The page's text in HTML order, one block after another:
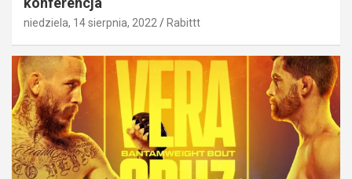
niedziela, 14 sierpnia, 2022 Rabittt